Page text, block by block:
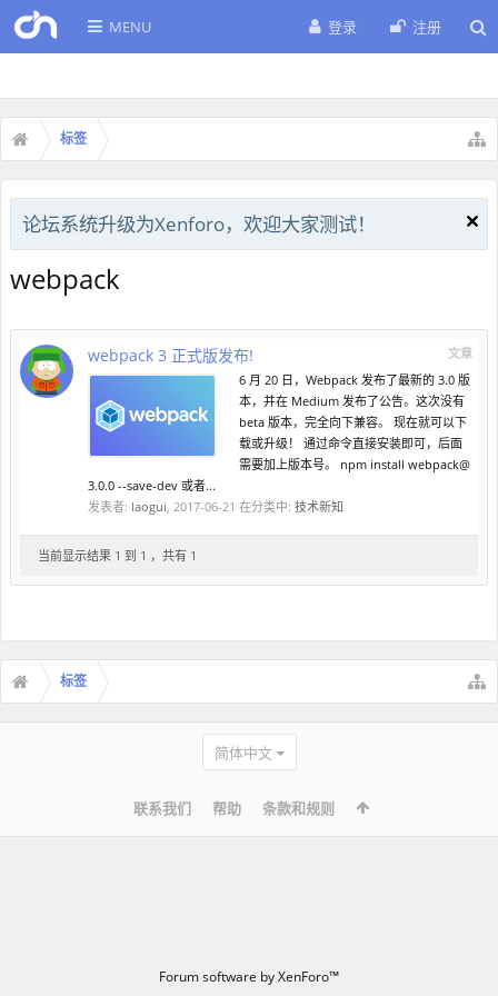
MENU 登录 注册
标签
论坛系统升级为Xenforo，欢迎大家测试！
webpack
文章
webpack 3 正式版发布!
6 月 20 日，Webpack 发布了最新的 3.0 版
本，并在 Medium 发布了公告。这次没有
beta 版本，完全向下兼容。 现在就可以下
载或升级！ 通过命令直接安装即可，后面
需要加上版本号。 npm install webpack@
3.0.0 --save-dev 或者...
发表者: laogui, 2017-06-21 在分类中: 技术新知
当前显示结果 1 到 1 ，共有 1
标签
简体中文
联系我们 帮助 条款和规则
Forum software by XenForo™